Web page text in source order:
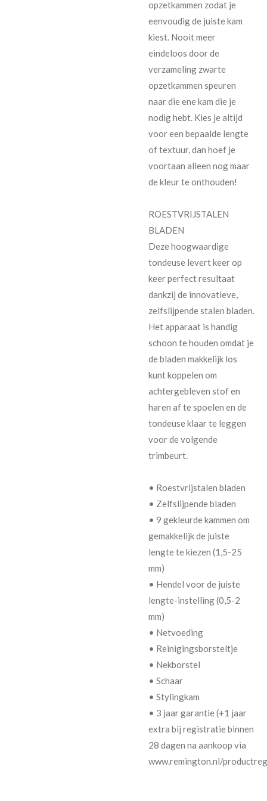
opzetkammen zodat je
eenvoudig de juiste kam
kiest. Nooit meer
eindeloos door de
verzameling zwarte
opzetkammen speuren
naar die ene kam die je
nodig hebt. Kies je altijd
voor een bepaalde lengte
of textuur, dan hoef je
voortaan alleen nog maar
de kleur te onthouden!
ROESTVRIJSTALEN
BLADEN
Deze hoogwaardige
tondeuse levert keer op
keer perfect resultaat
dankzij de innovatieve,
zelfslijpende stalen bladen.
Het apparaat is handig
schoon te houden omdat je
de bladen makkelijk los
kunt koppelen om
achtergebleven stof en
haren af te spoelen en de
tondeuse klaar te leggen
voor de volgende
trimbeurt.
• Roestvrijstalen bladen
• Zelfslijpende bladen
• 9 gekleurde kammen om
gemakkelijk de juiste
lengte te kiezen (1,5-25
mm)
• Hendel voor de juiste
lengte-instelling (0,5-2
mm)
• Netvoeding
• Reinigingsborsteltje
• Nekborstel
• Schaar
• Stylingkam
• 3 jaar garantie (+1 jaar
extra bij registratie binnen
28 dagen na aankoop via
www.remington.nl/